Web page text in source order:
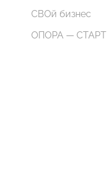
СВОй бизнес
ОПОРА — СТАРТ